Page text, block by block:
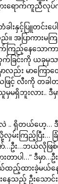
သွားရောက်ကူညီ
ါးနှင့်ပြူတင်း
။ အပြာကား
ြည့်နေသောက
ခြင်းကို ယခုမှ
ာလည်း မာကြေ
ြင့် လီးကို တခါ
းလား.. ဒီမှာ
.. ရှိတယ်ဟေ့… ဒီ
းကြည့်ပြီး… ခ
း…ဘယ်လိုဖြစ်
ာပါ…” ဒီမှာ
ထည့်ထားခဲ့မယ်
ေသည့် ဦးသေ